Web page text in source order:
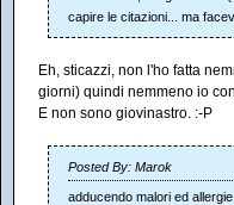
capire le citazioni... ma
Eh, sticazzi, non l'ho fatta
giorni) quindi nemmeno io
E non sono giovinastro. :-P
Posted By: Marok
adducendo malori ed